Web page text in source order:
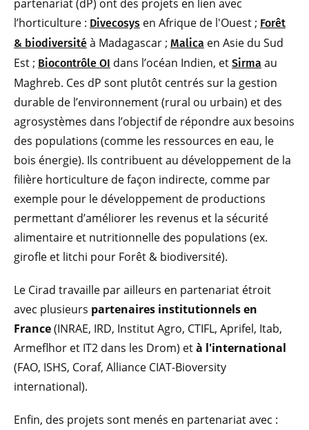
partenariat (dP) ont des projets en lien avec
l’horticulture : Divecosys en Afrique de l'Ouest ; Forêt
& biodiversité à Madagascar ; Malica en Asie du Sud
Est ; Biocontrôle OI dans l’océan Indien, et Sirma au
Maghreb. Ces dP sont plutôt centrés sur la gestion
durable de l’environnement (rural ou urbain) et des
agrosystèmes dans l’objectif de répondre aux besoins
des populations (comme les ressources en eau, le
bois énergie). Ils contribuent au développement de la
filière horticulture de façon indirecte, comme par
exemple pour le développement de productions
permettant d’améliorer les revenus et la sécurité
alimentaire et nutritionnelle des populations (ex.
girofle et litchi pour Forêt & biodiversité).
Le Cirad travaille par ailleurs en partenariat étroit
avec plusieurs partenaires institutionnels en
France(INRAE, IRD, Institut Agro, CTIFL, Aprifel, Itab,
Armeflhor et IT2 dans les Drom) età l'international
(FAO, ISHS, Coraf, Alliance CIAT-Bioversity
international).
Enfin, des projets sont menés en partenariat avec :